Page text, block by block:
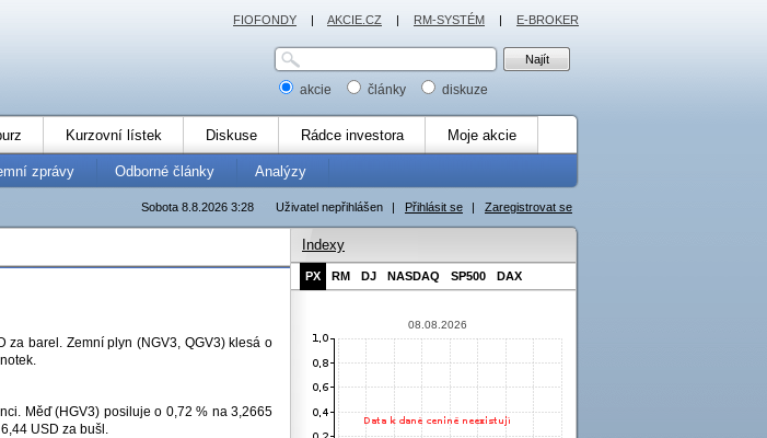
akcie články diskuze
Kurzovní lístek Diskuse Rádce investora Moje akcie
zprávy Odborné články Analýzy
Uživatel nepřihlášen | Přihlásit se | Zaregistrovat se
Sobota 8.8.2026 3:28
za barel. Zemní plyn (NGV3, QGV3) klesá o
Měď (HGV3) posiluje o 0,72 % na 3,2665
USD za bušl.
Indexy
PX RM DJ NASDAQ SP500 DAX
08.08.2026
FIOFONDY | AKCIE.CZ | RM-SYSTÉM | E-BROKER